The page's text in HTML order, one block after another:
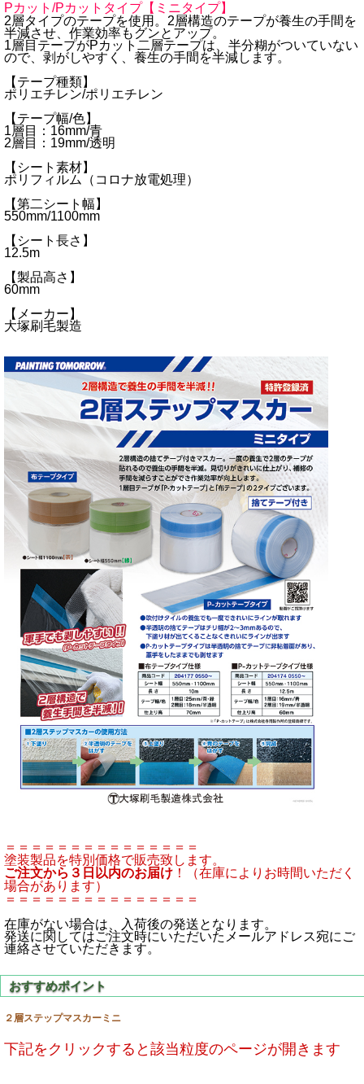
Pカット/Pカットタイプ【ミニタイプ】
2層タイプのテープを使用。2層構造のテープが養生の手間を
半減させ、作業効率もグンとアップ。
1層目テープがPカット二層テープは、半分糊がついていない
ので、剥がしやすく、養生の手間を半減します。
【テープ種類】
ポリエチレン/ポリエチレン
【テープ幅/色】
1層目：16mm/青
2層目：19mm/透明
【シート素材】
ポリフィルム（コロナ放電処理）
【第二シート幅】
550mm/1100mm
【シート長さ】
12.5m
【製品高さ】
60mm
【メーカー】
大塚刷毛製造
＝＝＝＝＝＝＝＝＝＝＝＝＝＝＝
塗装製品を特別価格で販売致します。
ご注文から３日以内のお届け ！（在庫によりお時間いただく
場合があります）
＝＝＝＝＝＝＝＝＝＝＝＝＝＝＝
在庫がない場合は、入荷後の発送となります。
発送に関してはご注文時にいただいたメールアドレス宛にご
連絡させていただきます。
２層ステップマスカーミニ
下記をクリックすると該当粒度のページが開きます